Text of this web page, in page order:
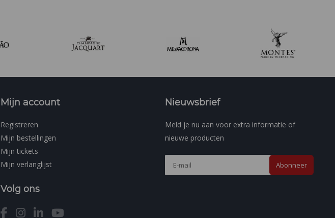
Mijn account
Registreren
Mijn bestellingen
Mijn tickets
Mijn verlanglijst
Volg ons
Nieuwsbrief
Meld je nu aan voor extra informatie of
nieuwe producten
Abonneer